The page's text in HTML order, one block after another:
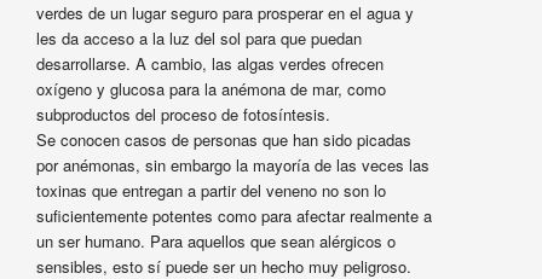
verdes de un lugar seguro para prosperar en el agua y
les da acceso a la luz del sol para que puedan
desarrollarse. A cambio, las algas verdes ofrecen
oxígeno y glucosa para la anémona de mar, como
subproductos del proceso de fotosíntesis.
Se conocen casos de personas que han sido picadas
por anémonas, sin embargo la mayoría de las veces las
toxinas que entregan a partir del veneno no son lo
suficientemente potentes como para afectar realmente a
un ser humano. Para aquellos que sean alérgicos o
sensibles, esto sí puede ser un hecho muy peligroso.